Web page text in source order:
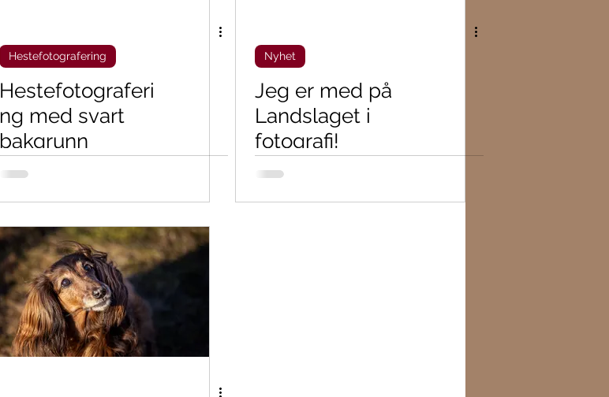
Hestefotografering
Hestefotograferi
ng med svart
bakgrunn
Nyhet
Jeg er med på
Landslaget i
fotografi!